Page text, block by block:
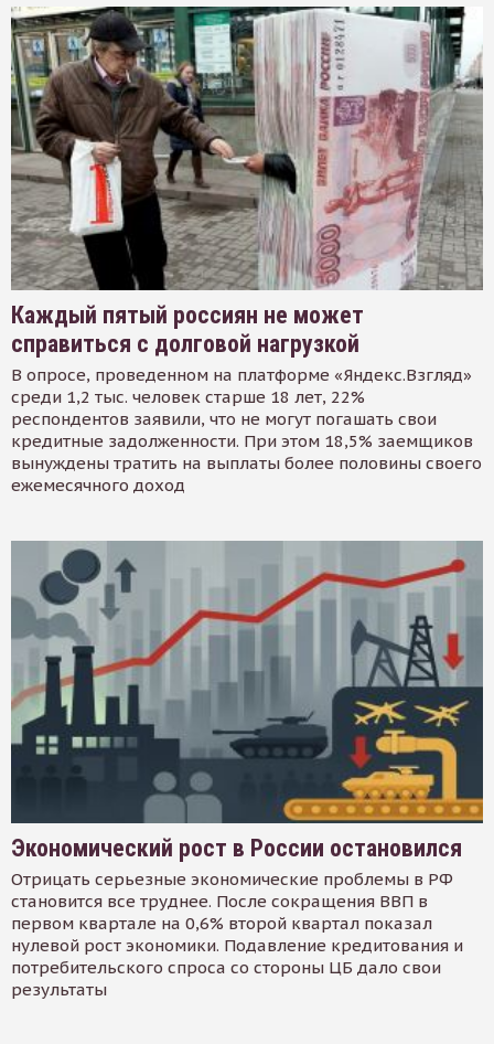
Каждый пятый россиян не может
справиться с долговой нагрузкой
В опросе, проведенном на платформе «Яндекс.Взгляд»
среди 1,2 тыс. человек старше 18 лет, 22%
респондентов заявили, что не могут погашать свои
кредитные задолженности. При этом 18,5% заемщиков
вынуждены тратить на выплаты более половины своего
ежемесячного доход
Экономический рост в России остановился
Отрицать серьезные экономические проблемы в РФ
становится все труднее. После сокращения ВВП в
первом квартале на 0,6% второй квартал показал
нулевой рост экономики. Подавление кредитования и
потребительского спроса со стороны ЦБ дало свои
результаты